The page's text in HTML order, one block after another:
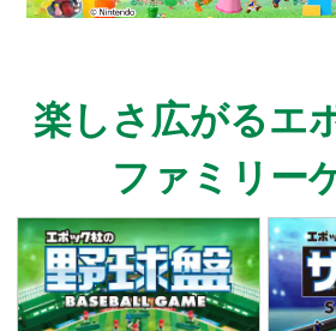
楽しさ広がるエ
ファミリー